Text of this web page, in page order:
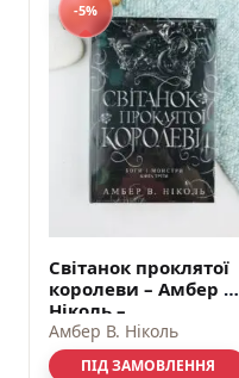
-5%
Світанок проклятої
королеви – Амбер В.
Ніколь –
Видавництво
«Богдан»
Амбер В. Ніколь
ПІД ЗАМОВЛЕННЯ